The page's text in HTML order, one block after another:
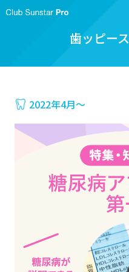
歯ッピー
2022年4月〜